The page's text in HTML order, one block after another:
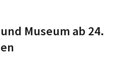
Museum ab 24.